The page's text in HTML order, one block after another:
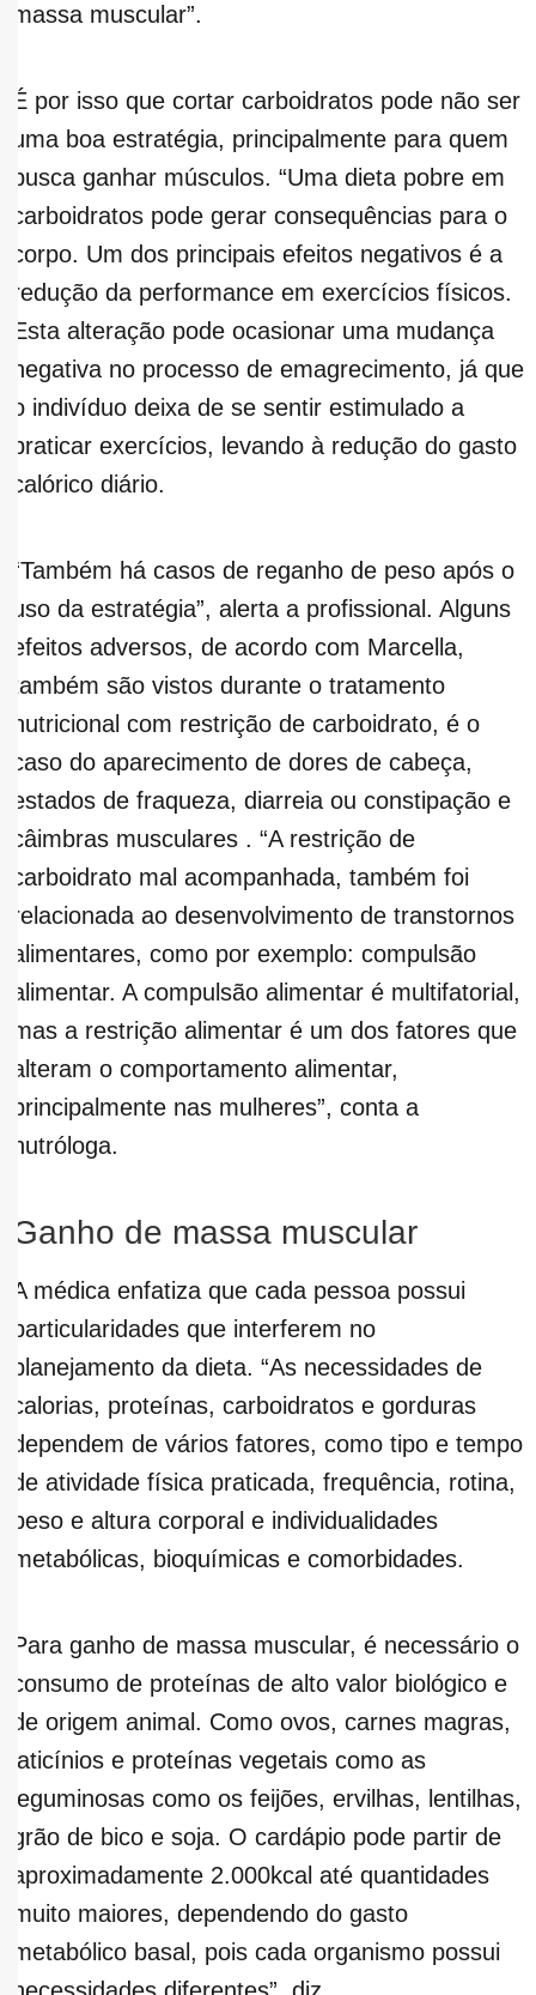
massa muscular”.
É por isso que cortar carboidratos pode não ser
uma boa estratégia, principalmente para quem
busca ganhar músculos. “Uma dieta pobre em
carboidratos pode gerar consequências para o
corpo. Um dos principais efeitos negativos é a
redução da performance em exercícios físicos.
Esta alteração pode ocasionar uma mudança
negativa no processo de emagrecimento, já que
o indivíduo deixa de se sentir estimulado a
praticar exercícios, levando à redução do gasto
calórico diário.
“Também há casos de reganho de peso após o
uso da estratégia”, alerta a profissional. Alguns
efeitos adversos, de acordo com Marcella,
também são vistos durante o tratamento
nutricional com restrição de carboidrato, é o
caso do aparecimento de dores de cabeça,
estados de fraqueza, diarreia ou constipação e
câimbras musculares . “A restrição de
carboidrato mal acompanhada, também foi
relacionada ao desenvolvimento de transtornos
alimentares, como por exemplo: compulsão
alimentar. A compulsão alimentar é multifatorial,
mas a restrição alimentar é um dos fatores que
alteram o comportamento alimentar,
principalmente nas mulheres”, conta a
nutróloga.
Ganho de massa muscular
A médica enfatiza que cada pessoa possui
particularidades que interferem no
planejamento da dieta. “As necessidades de
calorias, proteínas, carboidratos e gorduras
dependem de vários fatores, como tipo e tempo
de atividade física praticada, frequência, rotina,
peso e altura corporal e individualidades
metabólicas, bioquímicas e comorbidades.
Para ganho de massa muscular, é necessário o
consumo de proteínas de alto valor biológico e
de origem animal. Como ovos, carnes magras,
laticínios e proteínas vegetais como as
leguminosas como os feijões, ervilhas, lentilhas,
grão de bico e soja. O cardápio pode partir de
aproximadamente 2.000kcal até quantidades
muito maiores, dependendo do gasto
metabólico basal, pois cada organismo possui